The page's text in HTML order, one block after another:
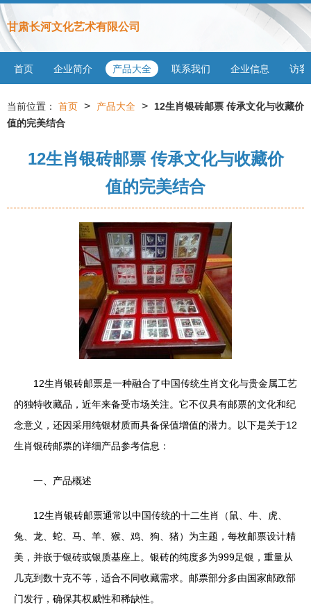
甘肃长河文化艺术有限公司
首页 企业简介 产品大全 联系我们 企业信息 访客
当前位置： 首页 > 产品大全 >
12生肖银砖邮票 传承文化与收藏价
值的完美结合
12生肖银砖邮票 传承文化与收藏价
值的完美结合
12生肖银砖邮票是一种融合了中国传统生肖文化与贵金属工艺
的独特收藏品，近年来备受市场关注。它不仅具有邮票的文化和纪
念意义，还因采用纯银材质而具备保值增值的潜力。以下是关于12
生肖银砖邮票的详细产品参考信息：
一、产品概述
12生肖银砖邮票通常以中国传统的十二生肖（鼠、牛、虎、
兔、龙、蛇、马、羊、猴、鸡、狗、猪）为主题，每枚邮票设计精
美，并嵌于银砖或银质基座上。银砖的纯度多为999足银，重量从
几克到数十克不等，适合不同收藏需求。邮票部分多由国家邮政部
门发行，确保其权威性和稀缺性。